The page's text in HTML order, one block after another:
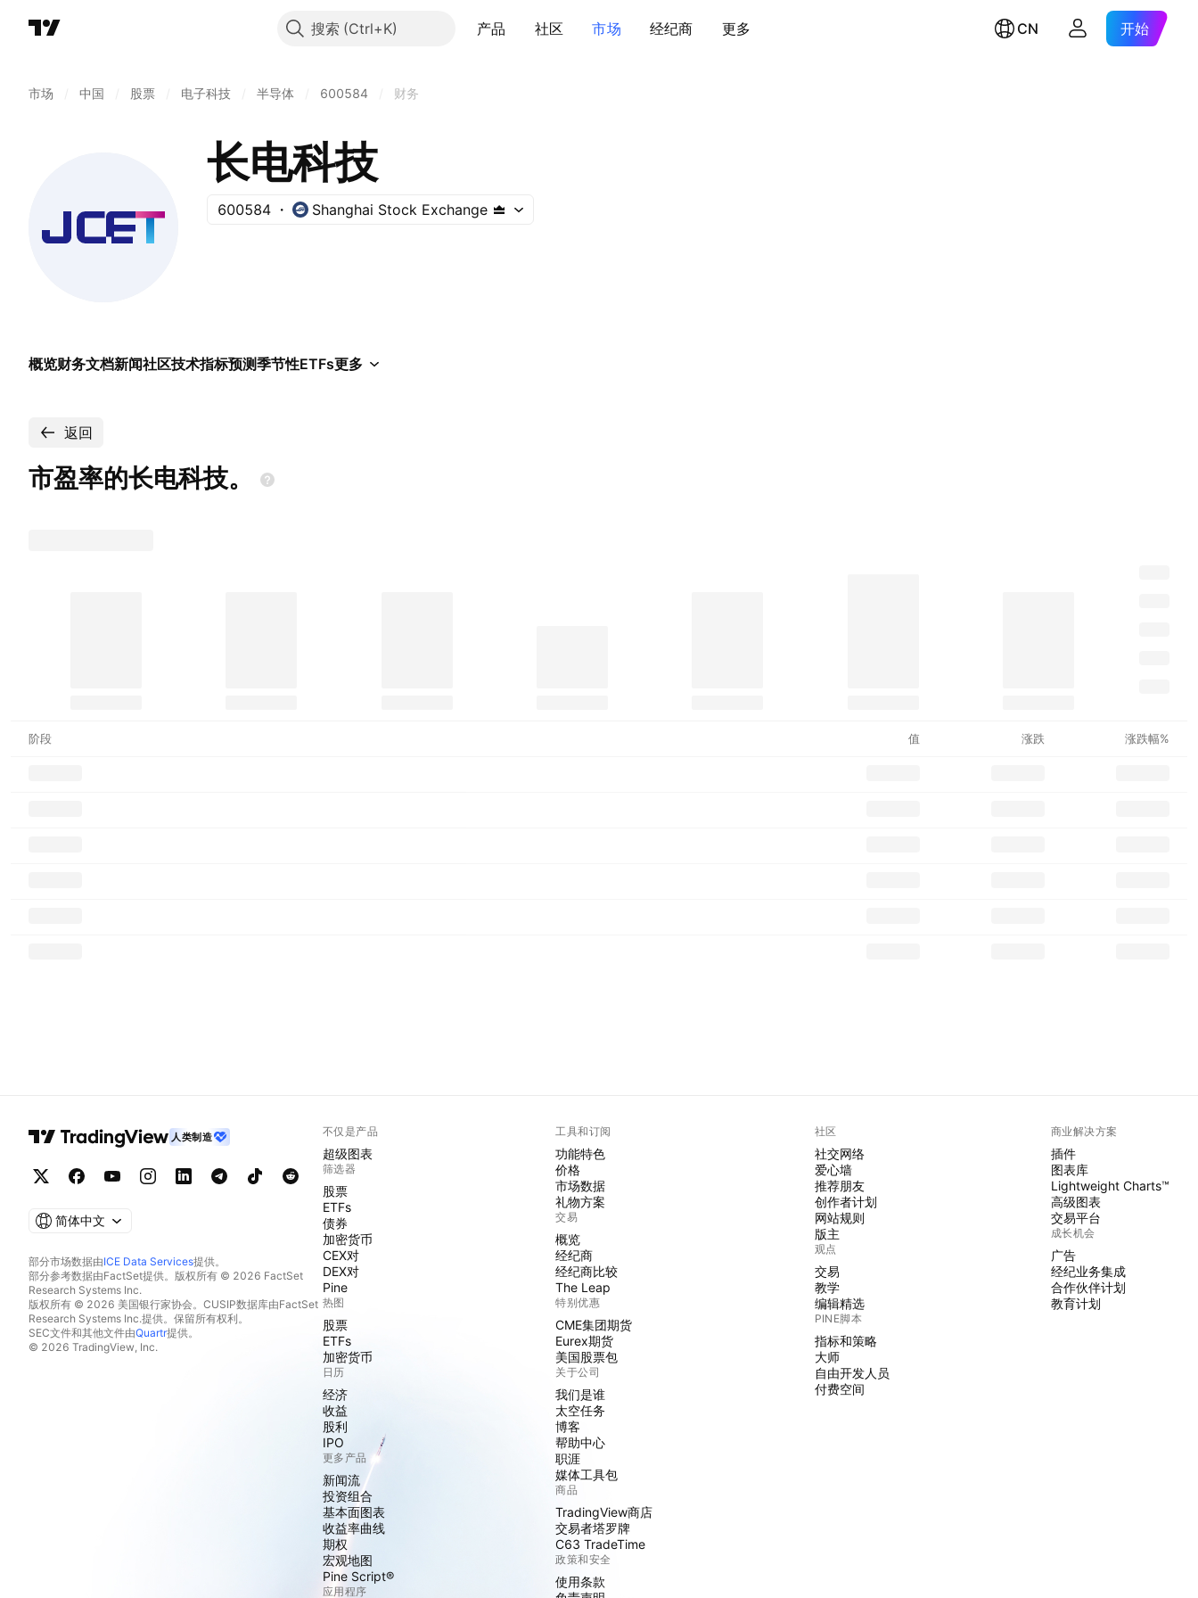
搜索 产品 社区 市场 经纪商 更多 CN 开始
市场 中国 股票 电子科技 半导体 600584 财务
长电科技
600584 Shanghai Stock Exchange
概览财务文档新闻社区技术指标预测季节性ETFs更多
返回
市盈率的长电科技。
阶段 值 涨跌 涨跌幅%
人类制造
简体中文
部分市场数据由ICE Data Services提供。
部分参考数据由FactSet提供。版权所有 © 2026 FactSet
Research Systems Inc.
版权所有 © 2026 美国银行家协会。CUSIP数据库由FactSet
Research Systems Inc.提供。保留所有权利。
SEC文件和其他文件由Quartr提供。
© 2026 TradingView, Inc.
不仅是产品
超级图表
筛选器
股票
ETFs
债券
加密货币
CEX对
DEX对
Pine
热图
股票
ETFs
加密货币
日历
经济
收益
股利
IPO
更多产品
新闻流
投资组合
基本面图表
收益率曲线
期权
宏观地图
Pine Script®
应用程序
工具和订阅
功能特色
价格
市场数据
礼物方案
交易
概览
经纪商
经纪商比较
The Leap
特别优惠
CME集团期货
Eurex期货
美国股票包
关于公司
我们是谁
太空任务
博客
帮助中心
职涯
媒体工具包
商品
TradingView商店
交易者塔罗牌
C63 TradeTime
政策和安全
使用条款
社区
社交网络
爱心墙
推荐朋友
创作者计划
网站规则
版主
观点
交易
教学
编辑精选
PINE脚本
指标和策略
大师
自由开发人员
付费空间
商业解决方案
插件
图表库
Lightweight Charts™
高级图表
交易平台
成长机会
广告
经纪业务集成
合作伙伴计划
教育计划